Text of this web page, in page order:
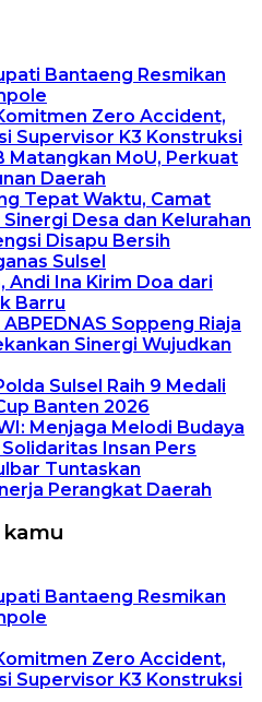
Bantaeng Resmikan
Zero Accident,
Supervisor K3 Konstruksi
Matangkan MoU, Perkuat
Daerah
Tepat Waktu, Camat
Desa dan Kelurahan
Disapu Bersih
Sulsel
Andi Ina Kirim Doa dari
Barru
Soppeng Riaja
Sinergi Wujudkan
Sulsel Raih 9 Medali
Banten 2026
Menjaga Melodi Budaya
Insan Pers
Tuntaskan
Perangkat Daerah
Bantaeng Resmikan
Zero Accident,
Supervisor K3 Konstruksi